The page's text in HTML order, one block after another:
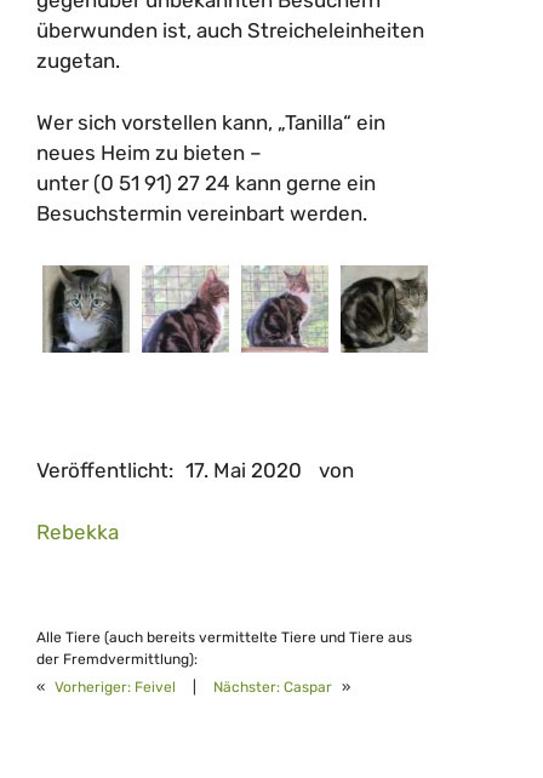
überwunden ist, auch Streicheleinheiten
zugetan.
Wer sich vorstellen kann, „Tanilla“ ein
neues Heim zu bieten –
unter (0 51 91) 27 24 kann gerne ein
Besuchstermin vereinbart werden.
Veröffentlicht: 17. Mai 2020 von
Rebekka
Alle Tiere (auch bereits vermittelte Tiere und Tiere aus
der Fremdvermittlung):
« Vorheriger: Feivel Nächster: Caspar »